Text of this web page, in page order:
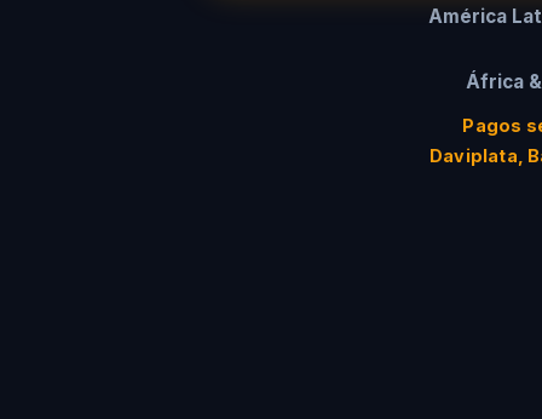
América
África
Pagos
Daviplata,